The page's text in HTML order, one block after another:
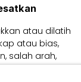
atau dilatih
atau bias,
salah arah,